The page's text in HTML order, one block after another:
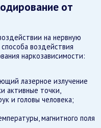
от
на нервную
воздействия
наркозависимости:
лазерное излучение
активные точки,
и головы человека;
магнитного поля